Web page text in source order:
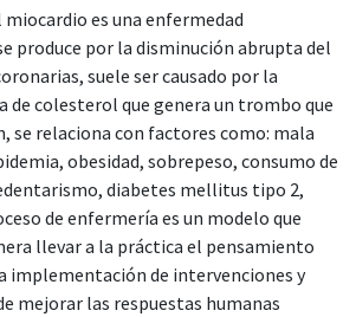
es una enfermedad
produce por la disminución abrupta del
suele ser causado por la
de colesterol que genera un trombo que
se relaciona con factores como: mala
obesidad, sobrepeso, consumo de
diabetes mellitus tipo 2,
de enfermería es un modelo que
llevar a la práctica el pensamiento
implementación de intervenciones y
mejorar las respuestas humanas